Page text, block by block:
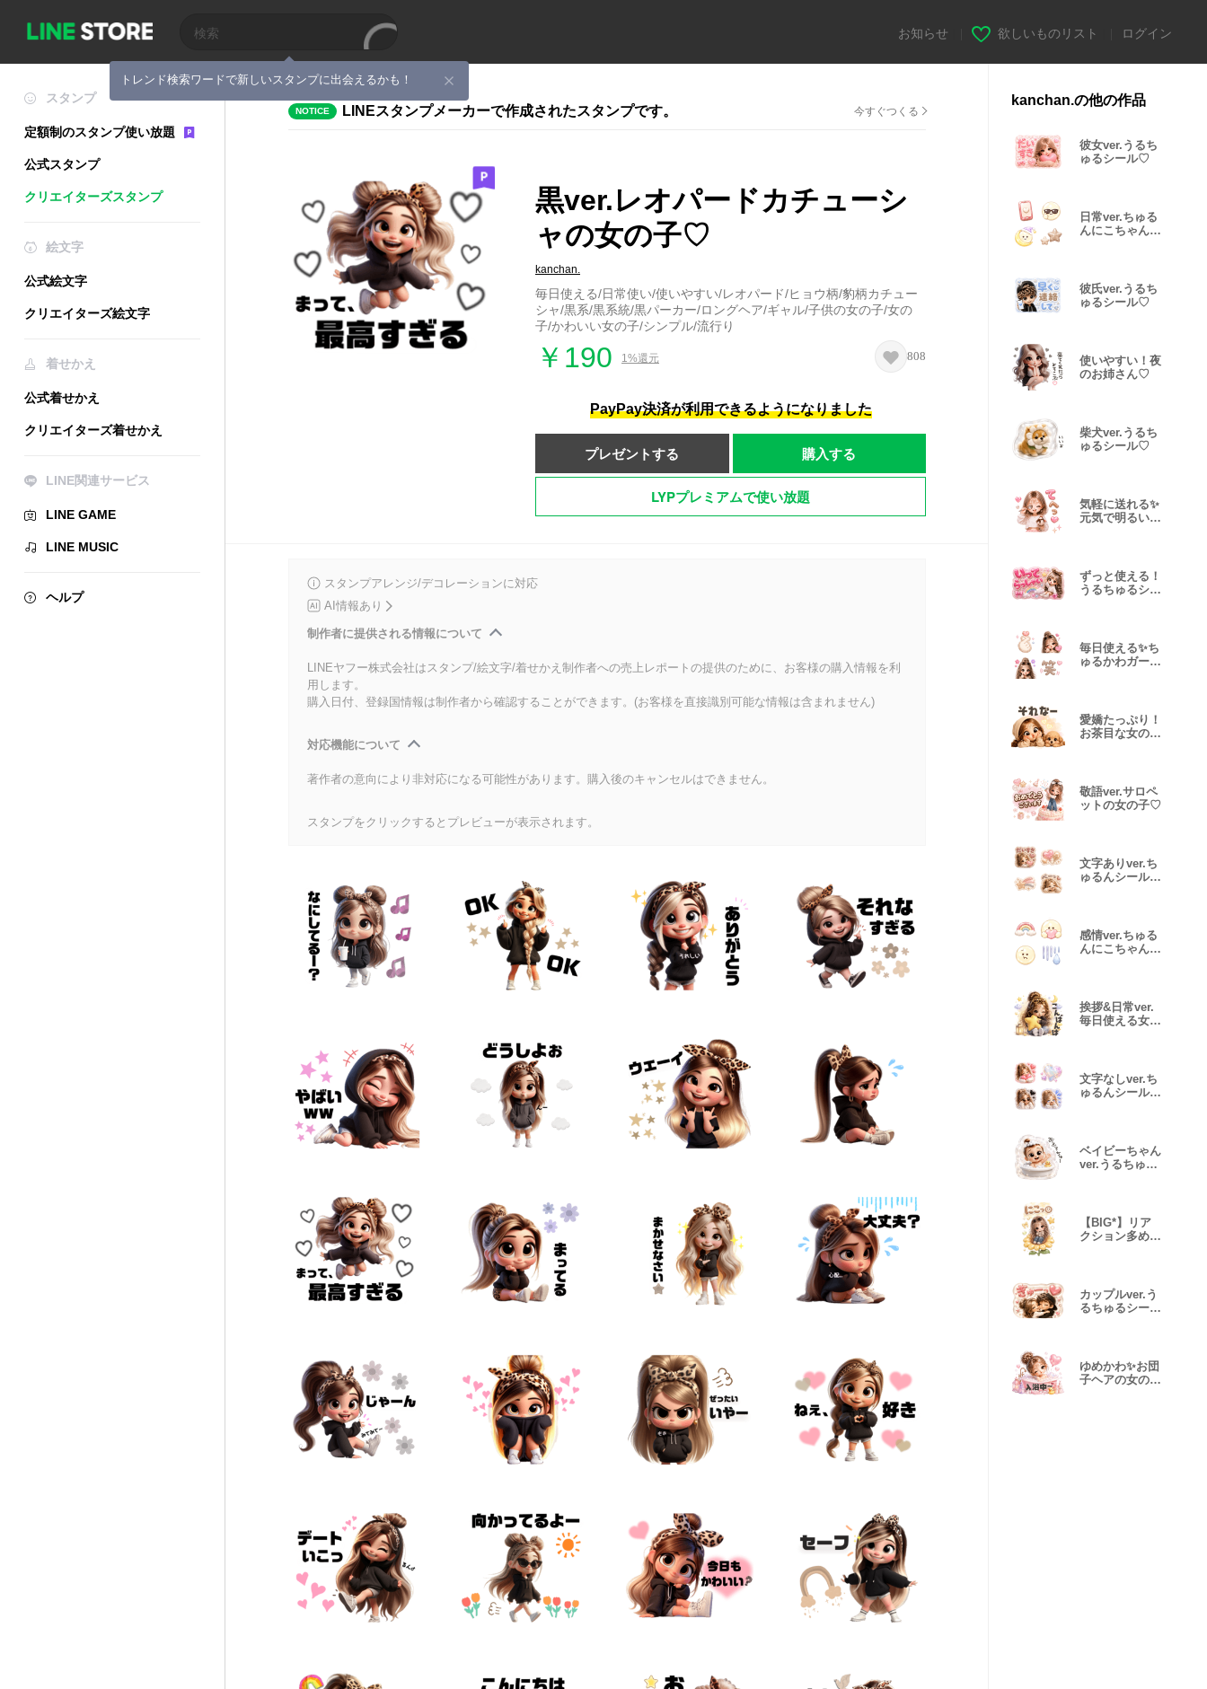
トレンド検索ワードで新しいスタンプに出会えるかも！
お知らせ 欲しいものリスト ログイン
スタンプ
定額制のスタンプ使い放題
公式スタンプ
クリエイターズスタンプ
絵文字
公式絵文字
クリエイターズ絵文字
着せかえ
公式着せかえ
クリエイターズ着せかえ
LINE関連サービス
LINE GAME
LINE MUSIC
ヘルプ
NOTICE LINEスタンプメーカーで作成されたスタンプです。 今すぐつくる
黒ver.レオパードカチューシ
ャの女の子♡
kanchan.
毎日使える/日常使い/使いやすい/レオパード/ヒョウ柄/豹柄カチュー
シャ/黒系/黒系統/黒パーカー/ロングヘア/ギャル/子供の女の子/女の
子/かわいい女の子/シンプル/流行り
￥190 1%還元 808
PayPay決済が利用できるようになりました
プレゼントする 購入する
LYPプレミアムで使い放題
スタンプアレンジ/デコレーションに対応
AI情報あり
制作者に提供される情報について
LINEヤフー株式会社はスタンプ/絵文字/着せかえ制作者への売上レポートの提供のために、お客様の購入情報を利
用します。
購入日付、登録国情報は制作者から確認することができます。(お客様を直接識別可能な情報は含まれません)
対応機能について
著作者の意向により非対応になる可能性があります。購入後のキャンセルはできません。
スタンプをクリックするとプレビューが表示されます。
kanchan.の他の作品
彼女ver.うるち
ゅるシール‪♡
日常ver.ちゅる
んにこちゃん絵
彼氏ver.うるち
ゅるシール‪♡
使いやすい！夜
のお姉さん♡
柴犬ver.うるち
ゅるシール‪♡
気軽に送れる✨️
元気で明るい女
ずっと使える！
うるちゅるシー
‪毎日使える✨️ち
ゅるかわガール‪
愛嬌たっぷり！
お茶目な女の子
敬語ver.サロペ
ットの女の子♡
文字ありver.ち
ゅるんシール絵
感情ver.ちゅる
んにこちゃん絵
挨拶&日常ver.
毎日使える女の
文字なしver.ち
ゅるんシール絵
ベイビーちゃん
ver.うるちゅる
【BIG*】リア
クション多めな
カップルver.う
るちゅるシール‪
ゆめかわ✨お団
子ヘアの女の子